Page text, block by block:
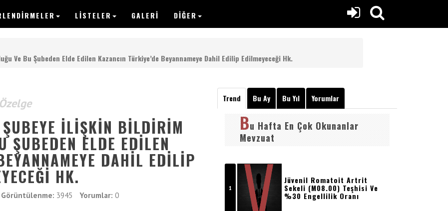
LISTELER GALERI DİĞER
Ve Bu Şubeden Elde Edilen Kazancın Türkiye’de Beyannameye Dahil Edilip Edilmeyeceği Hk.
Özelge
İLIŞKIN BILDIRIM
ŞUBEDEN ELDE EDILEN
DAHIL EDILIP
HK.
Görüntülenme: 3945 Yorumlar: 0
Trend Bu Ay Bu Yıl Yorumlar
Bu Hafta En Çok Okunanlar
Mevzuat
Jüvenil Romatoit Artrit
Sekeli (m08.00) Teşhisi Ve
%30 Engellilik Oranı
Yazılar
Makaleler
Değerlendirmeler
Listeler